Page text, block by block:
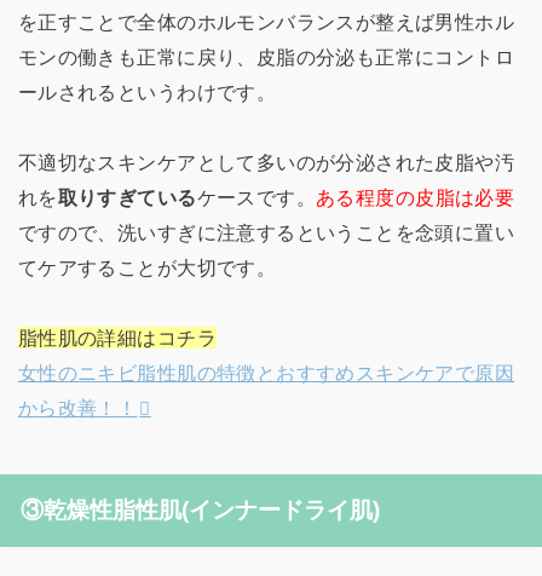
を正すことで全体のホルモンバランスが整えば男性ホル
モンの働きも正常に戻り、皮脂の分泌も正常にコントロ
ールされるというわけです。
不適切なスキンケアとして多いのが分泌された皮脂や汚
れを取りすぎているケースです。 ある程度の皮脂は必要
ですので、洗いすぎに注意するということを念頭に置い
てケアすることが大切です。
脂性肌の詳細はコチラ
女性のニキビ脂性肌の特徴とおすすめスキンケアで原因
から改善！！
③乾燥性脂性肌(インナードライ肌)